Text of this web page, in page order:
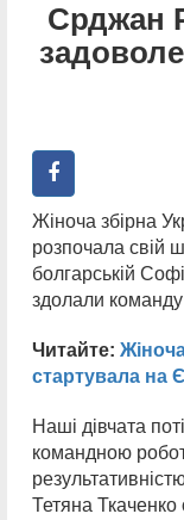
Срджан
Жіноча збірна
розпочала свій
болгарській
здолали команду
Читайте:
стартувала на
Наші дівчата
командною
Тетяна